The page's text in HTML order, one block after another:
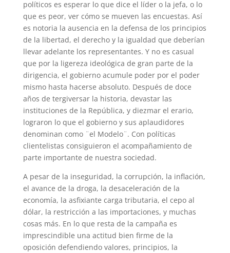
políticos es esperar lo que dice el líder o la jefa, o lo
que es peor, ver cómo se mueven las encuestas. Así
es notoria la ausencia en la defensa de los principios
de la libertad, el derecho y la igualdad que deberían
llevar adelante los representantes. Y no es casual
que por la ligereza ideológica de gran parte de la
dirigencia, el gobierno acumule poder por el poder
mismo hasta hacerse absoluto. Después de doce
años de tergiversar la historia, devastar las
instituciones de la República, y diezmar el erario,
lograron lo que el gobierno y sus aplaudidores
denominan como ¨el Modelo¨. Con políticas
clientelistas consiguieron el acompañamiento de
parte importante de nuestra sociedad.
A pesar de la inseguridad, la corrupción, la inflación,
el avance de la droga, la desaceleración de la
economía, la asfixiante carga tributaria, el cepo al
dólar, la restricción a las importaciones, y muchas
cosas más. En lo que resta de la campaña es
imprescindible una actitud bien firme de la
oposición defendiendo valores, principios, la